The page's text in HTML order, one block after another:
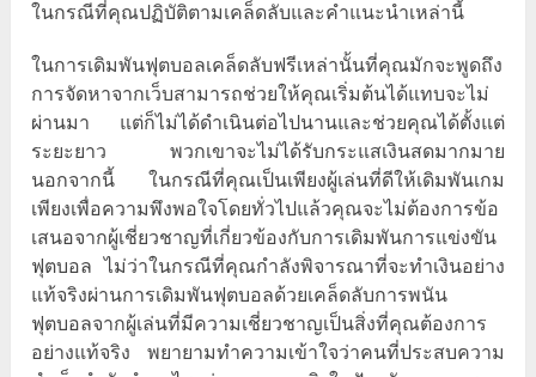
ในกรณีที่คุณปฏิบัติตามเคล็ดลับและคำแนะนำเหล่านี้
ในการเดิมพันฟุตบอลเคล็ดลับฟรีเหล่านั้นที่คุณมักจะพูดถึง
การจัดหาจากเว็บสามารถช่วยให้คุณเริ่มต้นได้แทบจะไม่
ผ่านมา แต่ก็ไม่ได้ดำเนินต่อไปนานและช่วยคุณได้ตั้งแต่
ระยะยาว พวกเขาจะไม่ได้รับกระแสเงินสดมากมาย
นอกจากนี้ ในกรณีที่คุณเป็นเพียงผู้เล่นที่ดีให้เดิมพันเกม
เพียงเพื่อความพึงพอใจโดยทั่วไปแล้วคุณจะไม่ต้องการข้อ
เสนอจากผู้เชี่ยวชาญที่เกี่ยวข้องกับการเดิมพันการแข่งขัน
ฟุตบอล ไม่ว่าในกรณีที่คุณกำลังพิจารณาที่จะทำเงินอย่าง
แท้จริงผ่านการเดิมพันฟุตบอลด้วยเคล็ดลับการพนัน
ฟุตบอลจากผู้เล่นที่มีความเชี่ยวชาญเป็นสิ่งที่คุณต้องการ
อย่างแท้จริง พยายามทำความเข้าใจว่าคนที่ประสบความ